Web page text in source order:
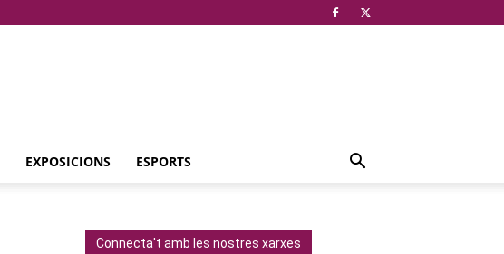
EXPOSICIONS ESPORTS
Connecta't amb les nostres xarxes